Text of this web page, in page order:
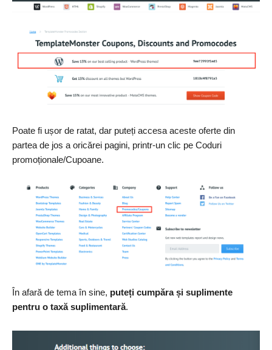
Poate fi ușor de ratat, dar puteți accesa aceste oferte din
partea de jos a oricărei pagini, printr-un clic pe Coduri
promoționale/Cupoane.
În afară de tema în sine, puteți cumpăra și suplimente
pentru o taxă suplimentară.